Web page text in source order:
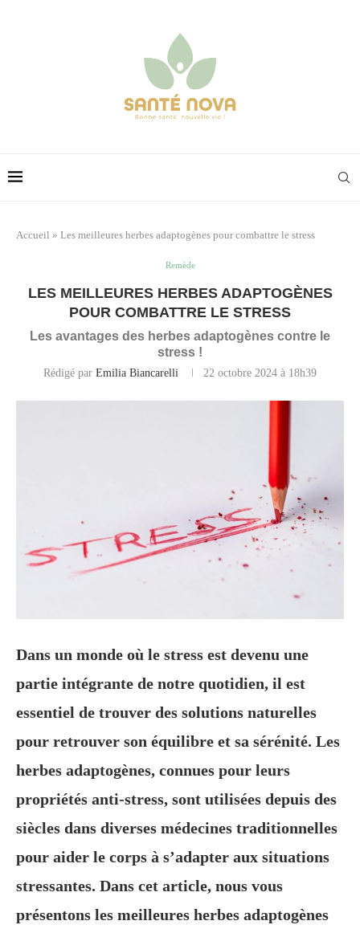
Accueil » Les meilleures herbes adaptogènes pour combattre le stress
Remède
LES MEILLEURES HERBES ADAPTOGÈNES
POUR COMBATTRE LE STRESS
Les avantages des herbes adaptogènes contre le
stress !
Rédigé par Emilia Biancarelli 22 octobre 2024 à 18h39
Dans un monde où le stress est devenu une
partie intégrante de notre quotidien, il est
essentiel de trouver des solutions naturelles
pour retrouver son équilibre et sa sérénité. Les
herbes adaptogènes, connues pour leurs
propriétés anti-stress, sont utilisées depuis des
siècles dans diverses médecines traditionnelles
pour aider le corps à s’adapter aux situations
stressantes. Dans cet article, nous vous
présentons les meilleures herbes adaptogènes